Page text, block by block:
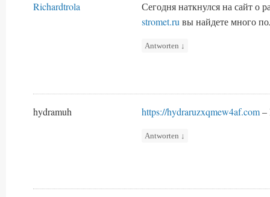
Richardtrola
Сегодня наткнулся на сайт о
stromet.ruвы найдете много
Antworten ↓
hydramuh https://hydraruzxqmew4af.com–
Antworten ↓